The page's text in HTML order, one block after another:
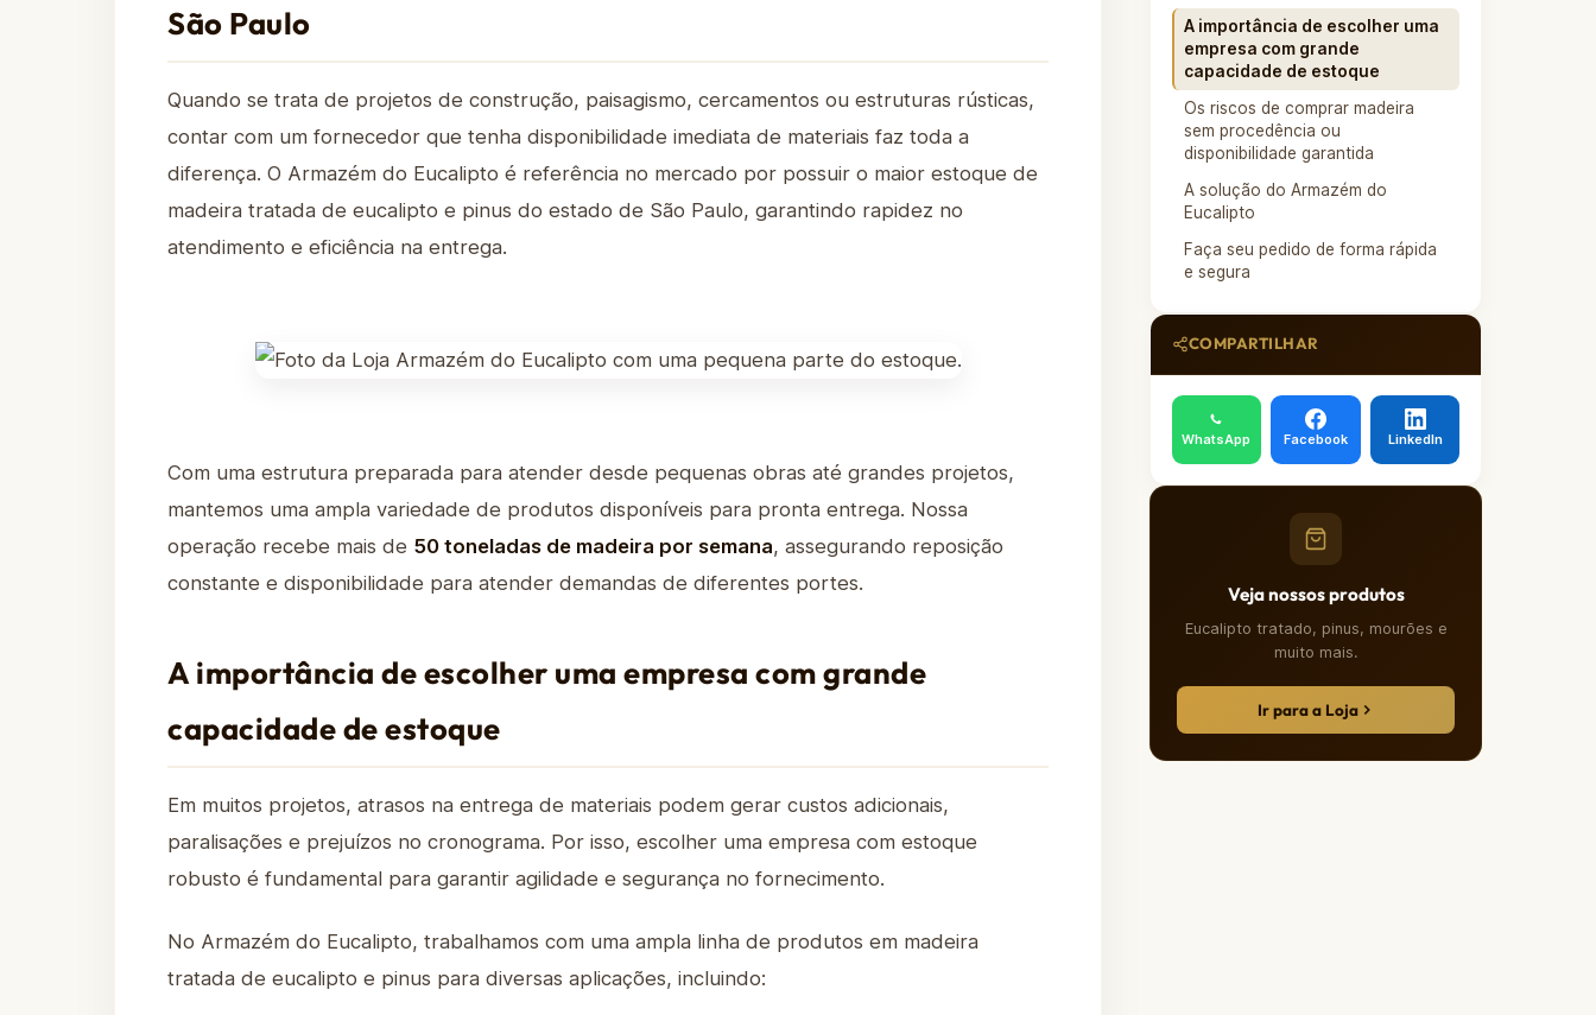
São Paulo
Quando se trata de projetos de construção, paisagismo, cercamentos ou estruturas rústicas,
contar com um fornecedor que tenha disponibilidade imediata de materiais faz toda a
diferença. O Armazém do Eucalipto é referência no mercado por possuir o maior estoque de
madeira tratada de eucalipto e pinus do estado de São Paulo, garantindo rapidez no
atendimento e eficiência na entrega.
Com uma estrutura preparada para atender desde pequenas obras até grandes projetos,
mantemos uma ampla variedade de produtos disponíveis para pronta entrega. Nossa
operação recebe mais de 50 toneladas de madeira por semana, assegurando reposição
constante e disponibilidade para atender demandas de diferentes portes.
A importância de escolher uma empresa com grande
capacidade de estoque
Em muitos projetos, atrasos na entrega de materiais podem gerar custos adicionais,
paralisações e prejuízos no cronograma. Por isso, escolher uma empresa com estoque
robusto é fundamental para garantir agilidade e segurança no fornecimento.
No Armazém do Eucalipto, trabalhamos com uma ampla linha de produtos em madeira
tratada de eucalipto e pinus para diversas aplicações, incluindo:
A importância de escolher uma
empresa com grande
capacidade de estoque
Os riscos de comprar madeira
sem procedência ou
disponibilidade garantida
A solução do Armazém do
Eucalipto
Faça seu pedido de forma rápida
e segura
COMPARTILHAR
WhatsApp Facebook LinkedIn
Veja nossos produtos
Eucalipto tratado, pinus, mourões e
muito mais.
Ir para a Loja